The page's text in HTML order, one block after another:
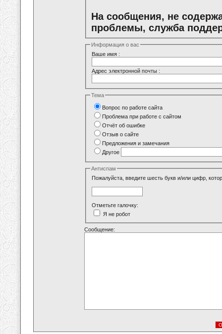
На сообщения, не
проблемы, служба
Информация о вас
Ваше имя :
Адрес электронной почты :
Тема
Вопрос по работе сайта
Проблема при работе с сайтом
Отчёт об ошибке
Отзыв о сайте
Предложения и замечания
Другое
Антиспам
Пожалуйста, введите шесть букв и/или цифр,
Отметьте галочку:
Я не робот
Сообщение: